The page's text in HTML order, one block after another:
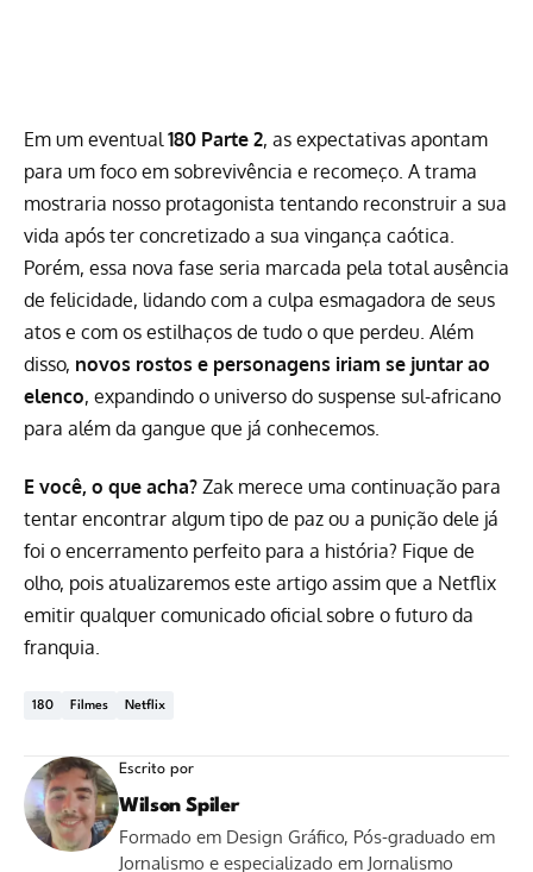
Em um eventual 180 Parte 2, as expectativas apontam
para um foco em sobrevivência e recomeço. A trama
mostraria nosso protagonista tentando reconstruir a sua
vida após ter concretizado a sua vingança caótica.
Porém, essa nova fase seria marcada pela total ausência
de felicidade, lidando com a culpa esmagadora de seus
atos e com os estilhaços de tudo o que perdeu. Além
disso, novos rostos e personagens iriam se juntar ao
elenco, expandindo o universo do suspense sul-africano
para além da gangue que já conhecemos.
E você, o que acha? Zak merece uma continuação para
tentar encontrar algum tipo de paz ou a punição dele já
foi o encerramento perfeito para a história? Fique de
olho, pois atualizaremos este artigo assim que a Netflix
emitir qualquer comunicado oficial sobre o futuro da
franquia.
180 Filmes Netflix
Escrito por
Wilson Spiler
Formado em Design Gráfico, Pós-graduado em
Jornalismo e especializado em Jornalismo